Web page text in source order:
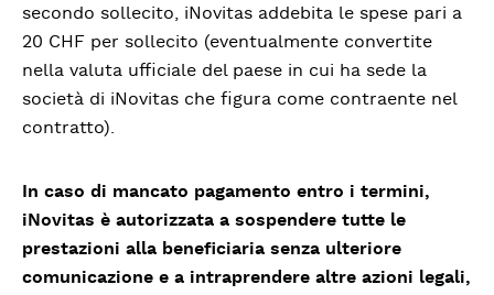
secondo sollecito, iNovitas addebita le spese pari a
20 CHF per sollecito (eventualmente convertite
nella valuta ufficiale del paese in cui ha sede la
società di iNovitas che figura come contraente nel
contratto).
In caso di mancato pagamento entro i termini,
iNovitas è autorizzata a sospendere tutte le
prestazioni alla beneficiaria senza ulteriore
comunicazione e a intraprendere altre azioni legali,